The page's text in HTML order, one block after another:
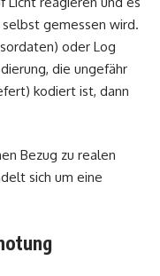
gemessen wird.
oder Log
die ungefähr
kodiert ist, dann
Bezug zu realen
sich um eine